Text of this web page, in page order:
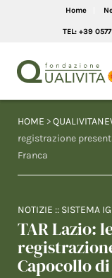
Home
TEL: +39
HOME >
registrazione
Franca
NOTIZIE :: SISTEMA IG
TAR Lazio:
Capocollo